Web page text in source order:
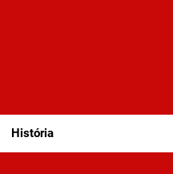
História